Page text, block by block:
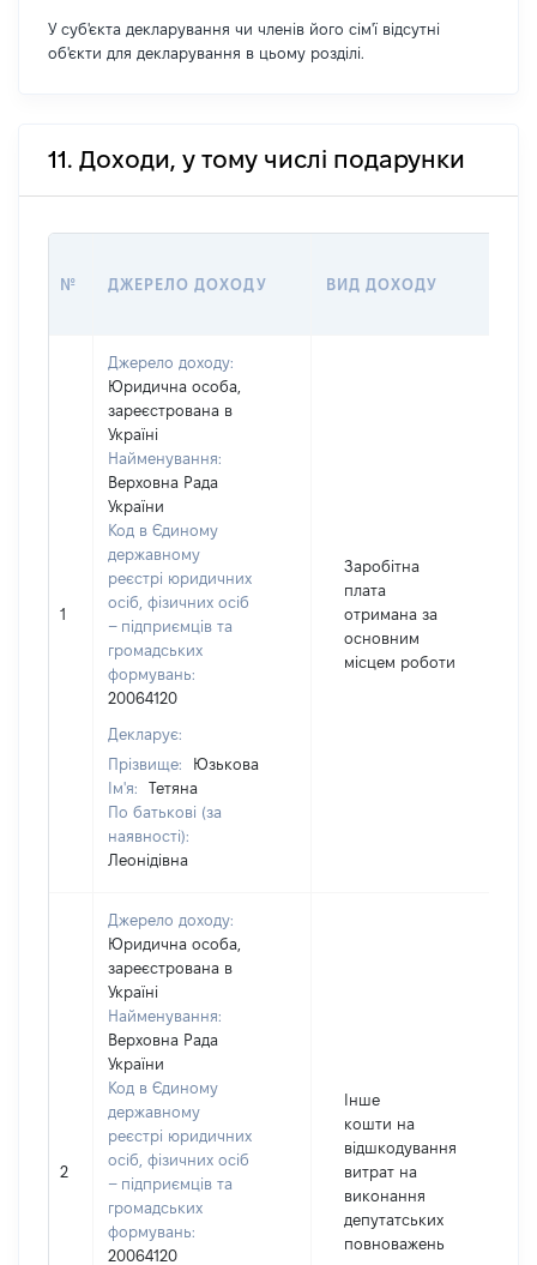
У суб'єкта декларування чи членів його сім'ї відсутні
об'єкти для декларування в цьому розділі.
11. Доходи, у тому числі подарунки
№ ДЖЕРЕЛО ДОХОДУ ВИД ДОХОДУ
1
Джерело доходу:
Юридична особа,
зареєстрована в
Україні
Найменування:
Верховна Рада
України
Код в Єдиному
державному
реєстрі юридичних
осіб, фізичних осіб
– підприємців та
громадських
формувань:
20064120
Декларує:
Прізвище:
Юзькова
Ім'я:
Тетяна
По батькові (за
наявності):
Леонідівна
Заробітна
плата
отримана за
основним
місцем роботи
2
Джерело доходу:
Юридична особа,
зареєстрована в
Україні
Найменування:
Верховна Рада
України
Код в Єдиному
державному
реєстрі юридичних
осіб, фізичних осіб
– підприємців та
громадських
формувань:
20064120
Інше
кошти на
відшкодування
витрат на
виконання
депутатських
повноважень